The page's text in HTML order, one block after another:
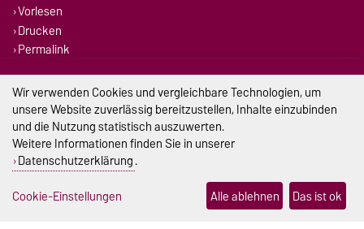
Vorlesen
Drucken
Permalink
Impressum
Datenschutz
Barrierefreiheit
Cookie-Einstellungen
Wir verwenden Cookies und vergleichbare Technologien, um
unsere Website zuverlässig bereitzustellen, Inhalte einzubinden
und die Nutzung statistisch auszuwerten.
Weitere Informationen finden Sie in unserer
Datenschutzerklärung.
Cookie-Einstellungen
Alle ablehnen Das ist ok